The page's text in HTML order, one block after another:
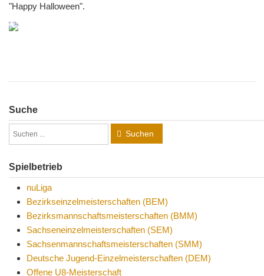
"Happy Halloween".
Suche
Suchen
Spielbetrieb
nuLiga
Bezirkseinzelmeisterschaften (BEM)
Bezirksmannschaftsmeisterschaften (BMM)
Sachseneinzelmeisterschaften (SEM)
Sachsenmannschaftsmeisterschaften (SMM)
Deutsche Jugend-Einzelmeisterschaften (DEM)
Offene U8-Meisterschaft